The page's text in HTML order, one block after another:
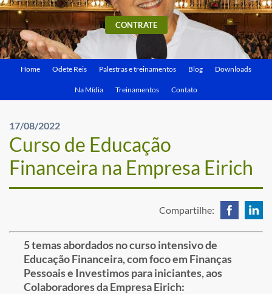
CONTRATE
Home Odete Reis Palestras e treinamentos Blog Downloads
Na Mídia Treinamentos Contato
17/08/2022
Curso de Educação
Financeira na Empresa Eirich
Compartilhe:
5 temas abordados no curso intensivo de
Educação Financeira, com foco em Finanças
Pessoais e Investimos para iniciantes, aos
Colaboradores da Empresa Eirich: